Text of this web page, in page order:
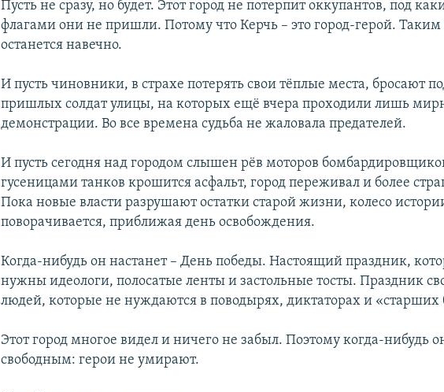
Пусть не сразу, но будет. Этот город не потерпит оккупантов, под
флагами они не пришли. Потому что Керчь – это город-герой. Таким
останется навечно.
И пусть чиновники, в страхе потерять свои тёплые места, бросают
пришлых солдат улицы, на которых ещё вчера проходили лишь
демонстрации. Во все времена судьба не жаловала предателей.
И пусть сегодня над городом слышен рёв моторов
гусеницами танков крошится асфальт, город переживал и более
Пока новые власти разрушают остатки старой жизни, колесо
поворачивается, приближая день освобождения.
Когда-нибудь он настанет – День победы. Настоящий праздник,
нужны идеологи, полосатые ленты и застольные тосты. Праздник
людей, которые не нуждаются в поводырях, диктаторах и «старших
Этот город многое видел и ничего не забыл. Поэтому когда-нибудь
свободным: герои не умирают.